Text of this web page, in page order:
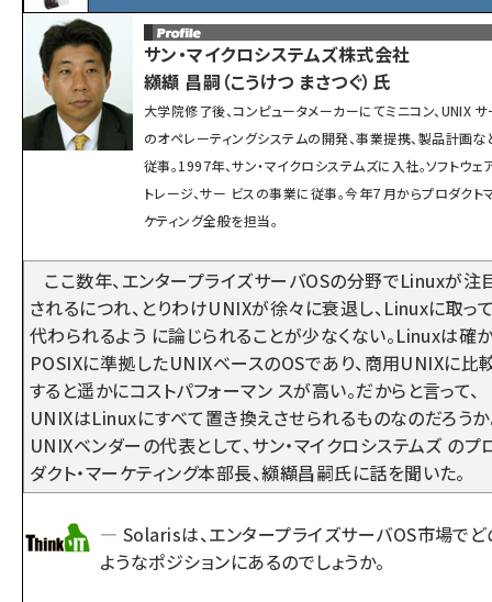
サン・マイクロシステムズ株式会社
纐纈 昌嗣（こうけつ まさつぐ）氏
大学院修了後、コンピュータメーカーにてミニコン、UNIX
のオペレーティングシステムの開発、事業提携、製品計画な
従事。1997年、サン・マイクロシステムズに入社。ソフトウェ
トレージ、サー ビスの事業に従事。今年７月からプロダクト
ケティング全般を担当。
ここ数年、エンタープライズサーバOSの分野でLinuxが注
されるにつれ、とりわけUNIXが徐々に衰退し、Linuxに取っ
代わられるよう に論じられることが少なくない。Linuxは確
POSIXに準拠したUNIXベースのOSであり、商用UNIXに比
すると遥かにコストパフォーマン スが高い。だからと言って、
UNIXはLinuxにすべて置き換えさせられるものなのだろうか
UNIXベンダーの代表として、サン・マイクロシステムズ のプ
ダクト・マーケティング本部長、纐纈昌嗣氏に話を聞いた。
— Solarisは、エンタープライズサーバOS市場でど
ようなポジションにあるのでしょうか。